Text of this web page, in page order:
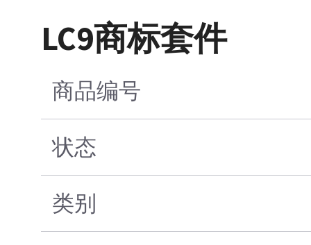
LC9商标套件
商品编号
状态
类别